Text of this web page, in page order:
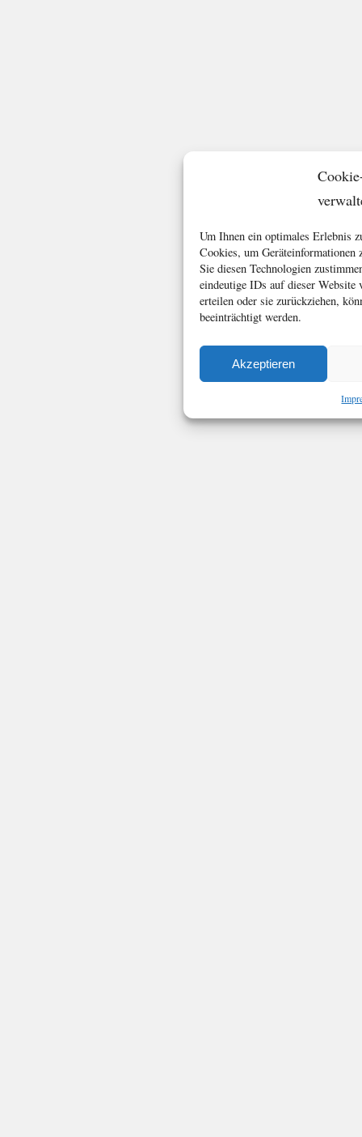
Um Ihnen ein optimales Erlebnis
Cookies, um Geräteinformationen
Sie diesen Technologien
eindeutige IDs auf dieser
erteilen oder sie zurückziehen,
beeinträchtigt werden.
Akzeptieren